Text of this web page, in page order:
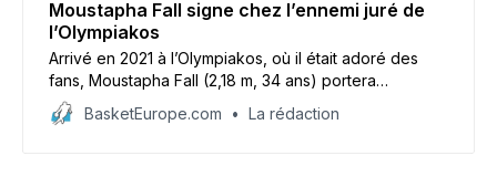
Moustapha Fall signe chez l’ennemi juré de
l’Olympiakos
Arrivé en 2021 à l’Olympiakos, où il était adoré des
fans, Moustapha Fall (2,18 m, 34 ans) portera
désormais les couleurs du Panathinaïkos, où il a signé
pour deux saisons.
BasketEurope.com La rédaction